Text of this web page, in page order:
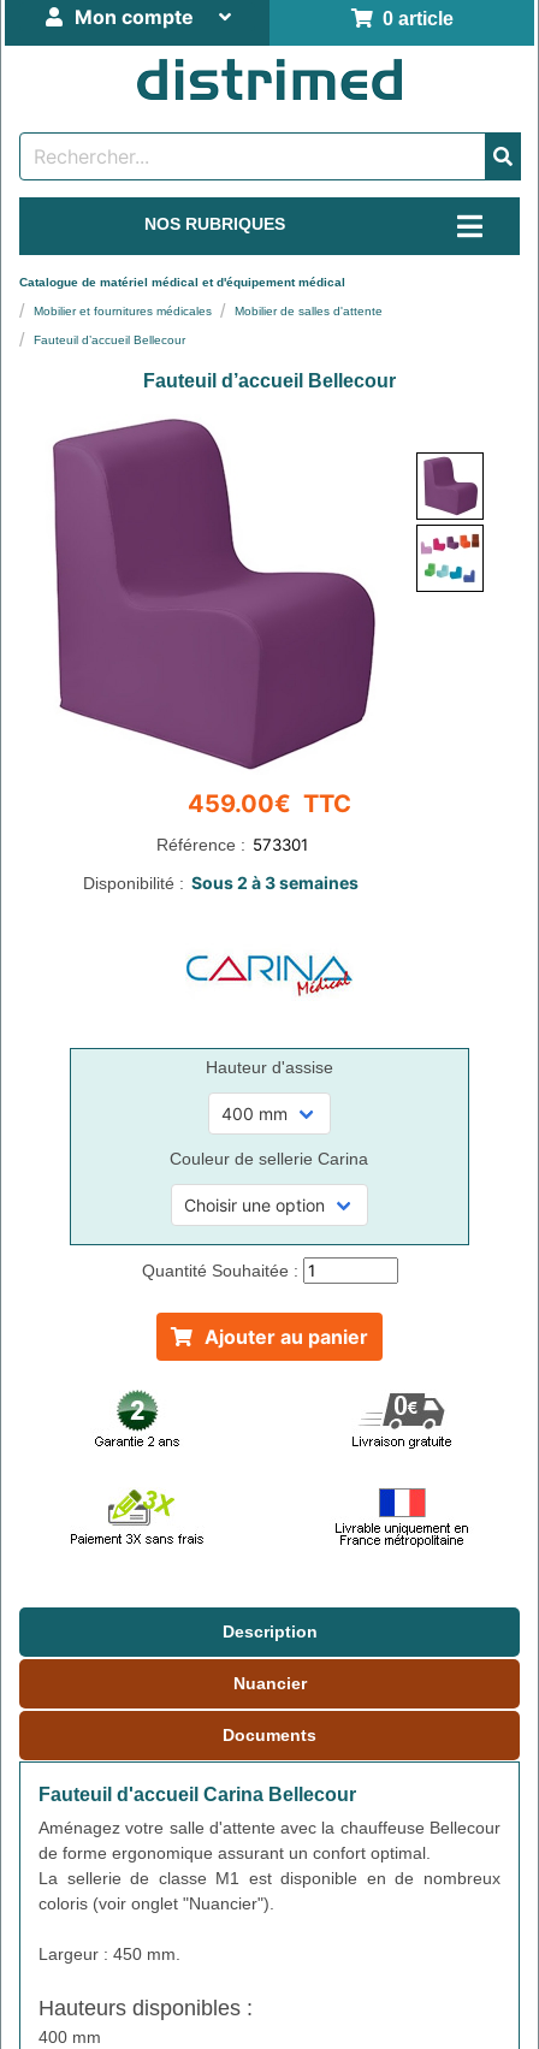
0 article
Mon compte
NOS RUBRIQUES
Catalogue de matériel médical et d'équipement médical
Mobilier et fournitures médicales Mobilier de salles d'attente
Fauteuil d’accueil Bellecour
Fauteuil d’accueil Bellecour
Référence :
Disponibilité :
Hauteur d'assise
Couleur de sellerie Carina
Quantité Souhaitée :
Ajouter au panier
Description
Nuancier
Documents
Fauteuil d'accueil Carina Bellecour
Aménagez votre salle d'attente avec la chauffeuse Bellecour
de forme ergonomique assurant un confort optimal.
La sellerie de classe M1 est disponible en de nombreux
coloris (voir onglet "Nuancier").
Largeur : 450 mm.
Hauteurs disponibles :
400 mm